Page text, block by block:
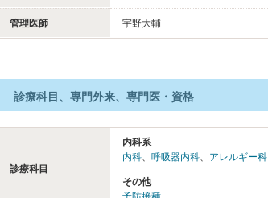
管理医師 宇野大輔
診療科目、専門外来、専門医・資格
診療科目
内科系
内科、 呼吸器内科、 アレルギー科
その他